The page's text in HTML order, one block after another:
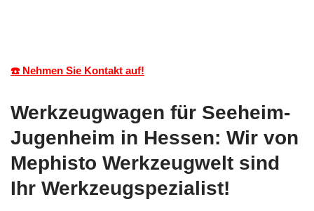
☎️ Nehmen Sie Kontakt auf!
Werkzeugwagen für Seeheim-
Jugenheim in Hessen: Wir von
Mephisto Werkzeugwelt sind
Ihr Werkzeugspezialist!